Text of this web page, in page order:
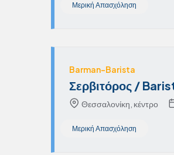
Μερική Απασχόληση
Barman-Barista
Σερβιτόρος /
Θεσσαλονίκη, κέντρο
Μερική Απασχόληση